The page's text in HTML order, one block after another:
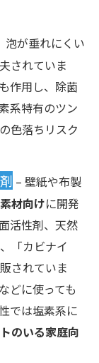
泡が垂れにくい
されていま
作用し、除菌
系特有のツン
色落ちリスク
– 壁紙や布製
材向けに開発
活性剤、天然
「カビナイ
されていま
どに使っても
では塩素系に
のいる家庭向